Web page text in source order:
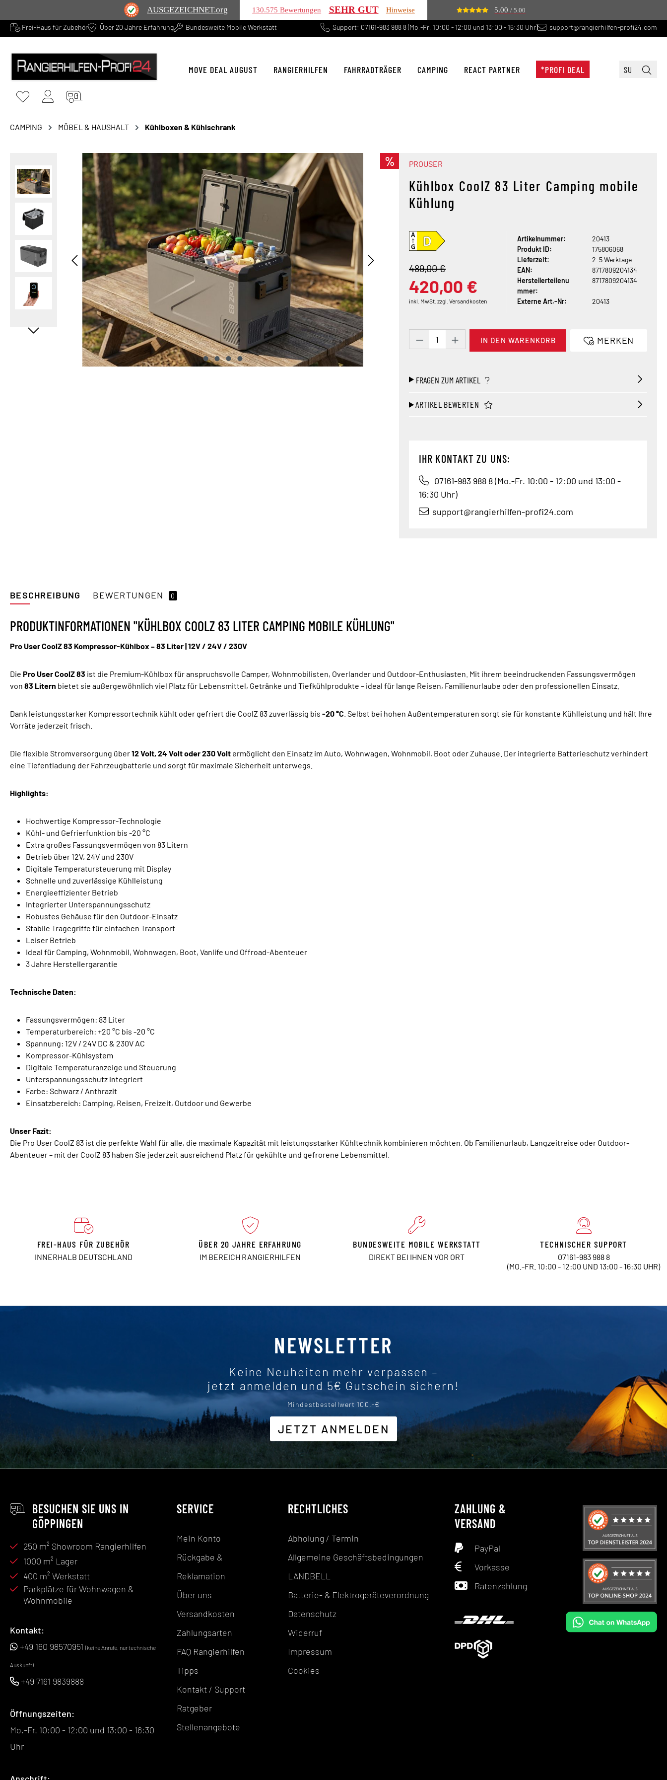
AUSGEZEICHNET.org 130.575 Bewertungen SEHR GUT Hinweise 5.00/ 5.00
Zur Hauptnavigation springen
Frei-Haus für Zubehör Über 20 Jahre Erfahrung Bundesweite Mobile Werkstatt Support: 07161-983 988 8 (Mo.-Fr. 10:00 - 12:00 und 13:00 - 16:30 Uhr) support@rangierhilfen-profi24.com
MOVE DEAL AUGUST RANGIERHILFEN FAHRRADTRÄGER CAMPING REACT PARTNER *PROFI DEAL
CAMPING MÖBEL & HAUSHALT Kühlboxen & Kühlschrank
Bildergalerie überspringen
PROUSER
%
Kühlbox CoolZ 83 Liter Camping mobile
Kühlung
420,00 €
489,00 €
inkl. MwSt. zzgl. Versandkosten
Artikelnummer:
20413
Produkt ID:
175806068
Lieferzeit:
2-5 Werktage
EAN:
8717809204134
Herstellerteilenu
mmer:
8717809204134
Externe Art.-Nr: 20413
Produkt Anzahl: Gib den gewünschten Wert ein
IN DEN WARENKORB MERKEN
FRAGEN ZUM ARTIKEL
ARTIKEL BEWERTEN
IHR KONTAKT ZU UNS:
07161-983 988 8 (Mo.-Fr. 10:00 - 12:00 und 13:00 -
16:30 Uhr)
support@rangierhilfen-profi24.com
BESCHREIBUNG BEWERTUNGEN 0
PRODUKTINFORMATIONEN "KÜHLBOX COOLZ 83 LITER CAMPING MOBILE KÜHLUNG"
Pro User CoolZ 83 Kompressor-Kühlbox – 83 Liter | 12V / 24V / 230V
Die Pro User CoolZ 83 ist die Premium-Kühlbox für anspruchsvolle Camper, Wohnmobilisten, Overlander und Outdoor-Enthusiasten. Mit ihrem beeindruckenden Fassungsvermögen
von 83 Litern bietet sie außergewöhnlich viel Platz für Lebensmittel, Getränke und Tiefkühlprodukte – ideal für lange Reisen, Familienurlaube oder den professionellen Einsatz.
Dank leistungsstarker Kompressortechnik kühlt oder gefriert die CoolZ 83 zuverlässig bis -20 °C . Selbst bei hohen Außentemperaturen sorgt sie für konstante Kühlleistung und hält Ihre
Vorräte jederzeit frisch.
Die flexible Stromversorgung über12 Volt, 24 Volt oder 230 Volt ermöglicht den Einsatz im Auto, Wohnwagen, Wohnmobil, Boot oder Zuhause. Der integrierte Batterieschutz verhindert
eine Tiefentladung der Fahrzeugbatterie und sorgt für maximale Sicherheit unterwegs.
Highlights:
Hochwertige Kompressor-Technologie
Kühl- und Gefrierfunktion bis -20 °C
Extra großes Fassungsvermögen von 83 Litern
Betrieb über 12V, 24V und 230V
Digitale Temperatursteuerung mit Display
Schnelle und zuverlässige Kühlleistung
Energieeffizienter Betrieb
Integrierter Unterspannungsschutz
Robustes Gehäuse für den Outdoor-Einsatz
Stabile Tragegriffe für einfachen Transport
Leiser Betrieb
Ideal für Camping, Wohnmobil, Wohnwagen, Boot, Vanlife und Offroad-Abenteuer
3 Jahre Herstellergarantie
Technische Daten:
Fassungsvermögen: 83 Liter
Temperaturbereich: +20 °C bis -20 °C
Spannung: 12V / 24V DC & 230V AC
Kompressor-Kühlsystem
Digitale Temperaturanzeige und Steuerung
Unterspannungsschutz integriert
Farbe: Schwarz / Anthrazit
Einsatzbereich: Camping, Reisen, Freizeit, Outdoor und Gewerbe
Unser Fazit:
Die Pro User CoolZ 83 ist die perfekte Wahl für alle, die maximale Kapazität mit leistungsstarker Kühltechnik kombinieren möchten. Ob Familienurlaub, Langzeitreise oder Outdoor-
Abenteuer – mit der CoolZ 83 haben Sie jederzeit ausreichend Platz für gekühlte und gefrorene Lebensmittel.
FREI-HAUS FÜR ZUBEHÖR
INNERHALB DEUTSCHLAND
ÜBER 20 JAHRE ERFAHRUNG
IM BEREICH RANGIERHILFEN
BUNDESWEITE MOBILE WERKSTATT
DIREKT BEI IHNEN VOR ORT
TECHNISCHER SUPPORT
07161-983 988 8
(MO.-FR. 10:00 - 12:00 UND 13:00 - 16:30 UHR)
NEWSLETTER
Keine Neuheiten mehr verpassen –
jetzt anmelden und 5€ Gutschein sichern!
Mindestbestellwert 100,-€
JETZT ANMELDEN
BESUCHEN SIE UNS IN
GÖPPINGEN
250 m² Showroom Rangierhilfen
1000 m² Lager
400 m² Werkstatt
Parkplätze für Wohnwagen &
Wohnmobile
Kontakt:
+49 160 98570951 (keine Anrufe, nur technische
Auskunft)
+49 7161 9839888
Öffnungszeiten:
Mo.-Fr. 10:00 - 12:00 und 13:00 - 16:30
Uhr
SERVICE
Mein Konto
Rückgabe &
Reklamation
Über uns
Versandkosten
Zahlungsarten
FAQ Rangierhilfen
Tipps
Kontakt / Support
Ratgeber
Stellenangebote
RECHTLICHES
Abholung / Termin
Allgemeine Geschäftsbedingungen
LANDBELL
Batterie- & Elektrogeräteverordnung
Datenschutz
Widerruf
Impressum
Cookies
ZAHLUNG &
VERSAND
PayPal
Vorkasse
Ratenzahlung